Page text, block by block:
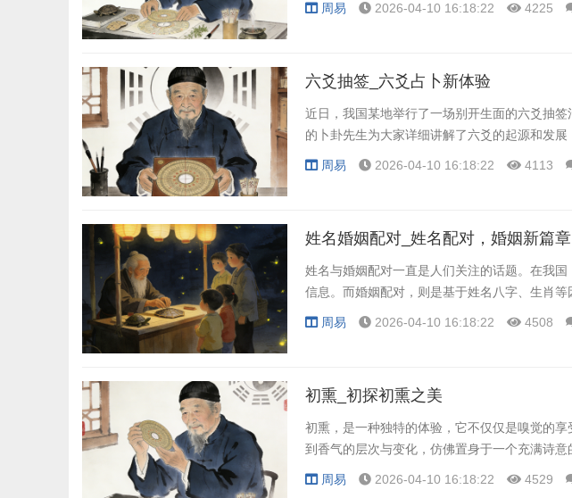
周易 2026-04-10 16:18:22 4225
六爻抽签_六爻占卜新体验
近日，我国某地举行了一场别开生面的六爻抽
的卜卦先生为大家详细讲解了六爻的起源和发
周易 2026-04-10 16:18:22 4113
姓名婚姻配对_姓名配对，婚姻新篇章
姓名与婚姻配对一直是人们关注的话题。在我
信息。而婚姻配对，则是基于姓名八字、生肖
周易 2026-04-10 16:18:22 4508
初熏_初探初熏之美
初熏，是一种独特的体验，它不仅仅是嗅觉的
到香气的层次与变化，仿佛置身于一个充满诗
周易 2026-04-10 16:18:22 4529